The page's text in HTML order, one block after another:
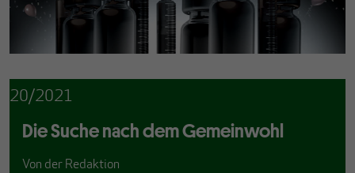
20/2021
Die Suche nach dem Gemeinwohl
Von der Redaktion